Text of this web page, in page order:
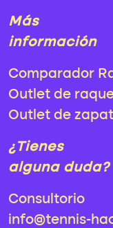
Más
información
Comparador
Outlet de
Outlet de
¿Tienes
alguna duda?
Consultorio
info@tennis-